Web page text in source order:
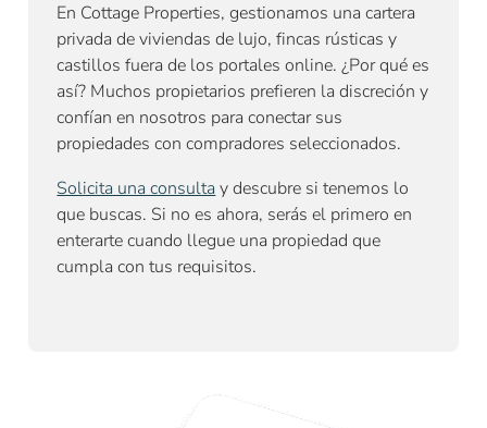
En Cottage Properties, gestionamos una cartera
privada de viviendas de lujo, fincas rústicas y
castillos fuera de los portales online. ¿Por qué es
así? Muchos propietarios prefieren la discreción y
confían en nosotros para conectar sus
propiedades con compradores seleccionados.
Solicita una consulta y descubre si tenemos lo
que buscas. Si no es ahora, serás el primero en
enterarte cuando llegue una propiedad que
cumpla con tus requisitos.